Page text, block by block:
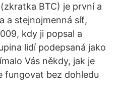
BTC) je první a
a stejnojmenná síť,
kdy ji popsal a
lidí podepsaná jako
Vás někdy, jak je
fungovat bez dohledu